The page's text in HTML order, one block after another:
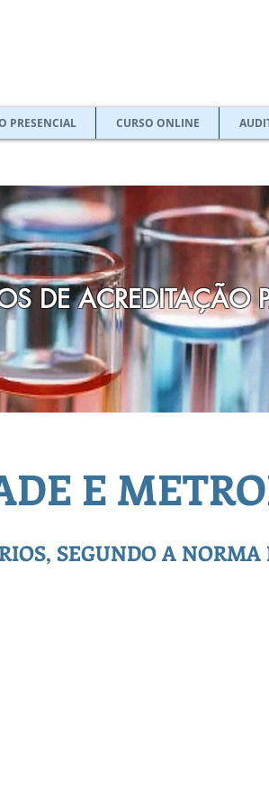
PRESENCIAL CURSO ONLINE
DE ACREDITAÇÃO
E
SEGUNDO A NORMA